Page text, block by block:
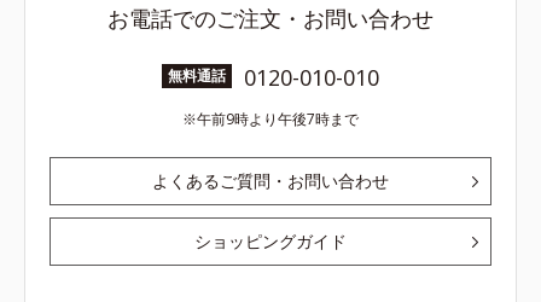
お電話でのご注文・お問い合わせ
無料通話 0120-010-010
午前9時より午後7時まで
よくあるご質問・お問い合わせ
ショッピングガイド